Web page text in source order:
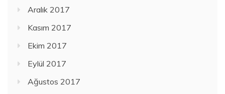
Aralık 2017
Kasım 2017
Ekim 2017
Eylül 2017
Ağustos 2017